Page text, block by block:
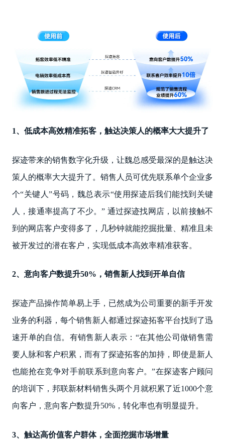
1、低成本高效精准拓客，触达决策人的概率大大提升了
探迹带来的销售数字化升级，让魏总感受最深的是触达决
策人的概率大大提升了。销售人员可优先联系单个企业多
个“关键人”号码，魏总表示“使用探迹后我们能找到关键
人，接通率提高了不少。” 通过探迹找网店，以前接触不
到的网店客户变得多了，几秒钟就能挖掘批量、精准且未
被开发过的潜在客户，实现低成本高效率精准获客。
2、意向客户数提升50%，销售新人找到开单自信
探迹产品操作简单易上手，已然成为公司重要的新手开发
业务的利器，每个销售新人都通过探迹拓客平台找到了迅
速开单的自信。有销售新人表示：“在其他公司做销售需
要人脉和客户积累，而有了探迹拓客的加持，即使是新人
也能抢在竞争对手前联系到意向客户。”在探迹客户顾问
的培训下，邦联新材料销售头两个月就积累了近1000个意
向客户，意向客户数提升50%，转化率也有明显提升。
3、触达高价值客户群体，全面挖掘市场增量